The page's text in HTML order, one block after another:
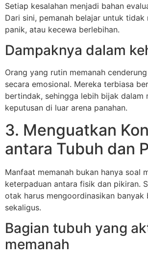
Setiap kesalahan menjadi bahan
Dari sini, pemanah belajar untuk tidak
panik, atau kecewa berlebihan.
Dampaknya dalam
Orang yang rutin memanah
secara emosional. Mereka terbiasa
bertindak, sehingga lebih bijak dalam
keputusan di luar arena panahan.
3. Menguatkan
antara Tubuh dan
Manfaat memanah bukan hanya soal
keterpaduan antara fisik dan pikiran.
otak harus mengoordinasikan banyak
sekaligus.
Bagian tubuh yang
memanah